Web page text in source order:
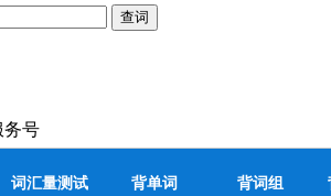
词汇量测试 背单词 背词组